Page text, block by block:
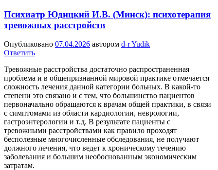
Психиатр Юдицкий И.В. (Минск): психотерапия
тревожных расстройств
Опубликовано 07.04.2026 автором d-r Yudik
Ответить
Тревожные расстройства достаточно распространенная
проблема и в общепризнанной мировой практике отмечается
сложность лечения данной категории больных. В какой-то
степени это связано и с тем, что большинство пациентов
первоначально обращаются к врачам общей практики, в связи
с симптомами из области кардиологии, неврологии,
гастроэнтерологии и т.д. В результате пациенты с
тревожными расстройствами как правило проходят
бесполезные многочисленные обследования, не получают
должного лечения, что ведет к хроническому течению
заболевания и большим необоснованным экономическим
затратам.